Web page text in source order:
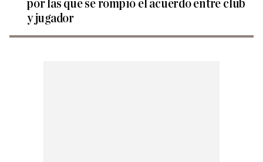
por las que se rompió el acuerdo entre club
y jugador